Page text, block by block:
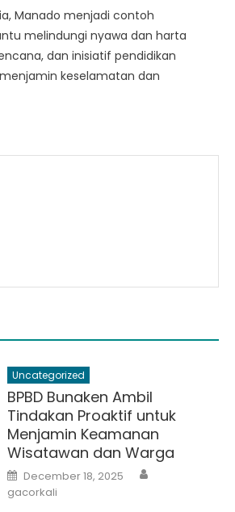
Manado menjadi contoh
melindungi nyawa dan harta
dan inisiatif pendidikan
keselamatan dan
Uncategorized
BPBD Bunaken Ambil
Tindakan Proaktif untuk
Menjamin Keamanan
Wisatawan dan Warga
Posted
on
December 18, 2025
gacorkali